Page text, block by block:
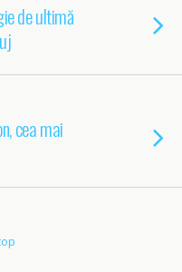
de ultimă
cea mai